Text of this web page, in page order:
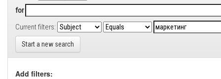
for
Current filters:
Start a new search
Add filters: